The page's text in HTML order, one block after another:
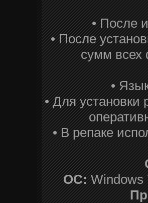
• После
• После
сумм всех
•
• Для установки
• В репаке
ОС:Windows